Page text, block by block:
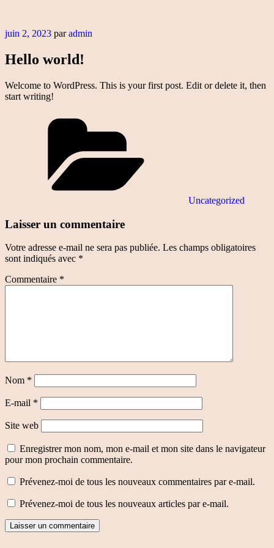
juin 2, 2023 paradmin
Hello world!
Welcome to WordPress. This is your first post. Edit or delete it, then
start writing!
Uncategorized
Laisser un commentaire
Votre adresse e-mail ne sera pas publiée. Les champs obligatoires
sont indiqués avec *
Commentaire *
Nom *
E-mail *
Site web
Enregistrer mon nom, mon e-mail et mon site dans le navigateur
pour mon prochain commentaire.
Prévenez-moi de tous les nouveaux commentaires par e-mail.
Prévenez-moi de tous les nouveaux articles par e-mail.